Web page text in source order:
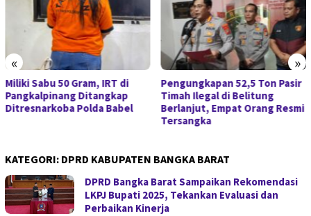
« »
Miliki Sabu 50 Gram, IRT di
Pangkalpinang Ditangkap
Ditresnarkoba Polda Babel
Pengungkapan 52,5 Ton Pasir
Timah Ilegal di Belitung
Berlanjut, Empat Orang Resmi
Tersangka
KATEGORI: DPRD KABUPATEN BANGKA BARAT
DPRD Bangka Barat Sampaikan Rekomendasi
LKPJ Bupati 2025, Tekankan Evaluasi dan
Perbaikan Kinerja